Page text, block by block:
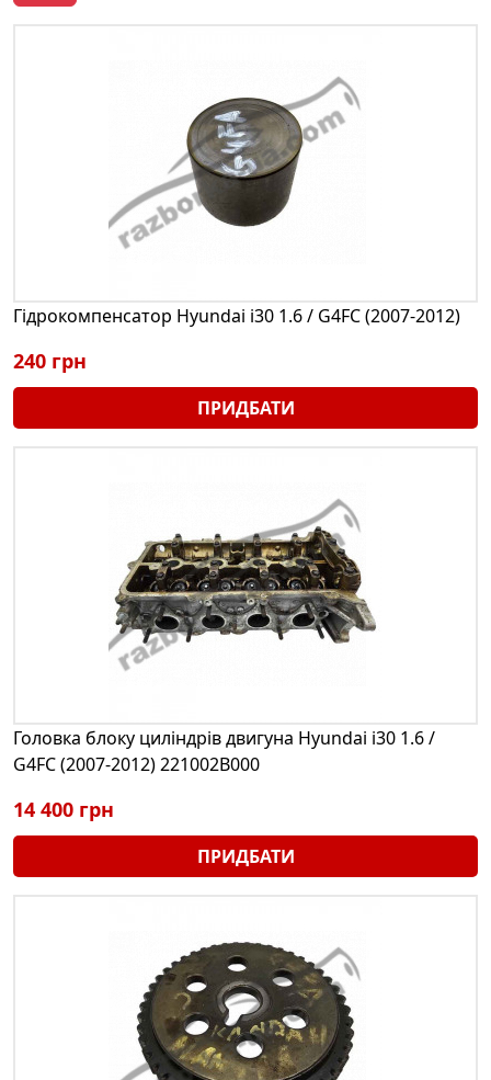
Гідрокомпенсатор Hyundai i30 1.6 / G4FC (2007-2012)
240 грн
ПРИДБАТИ
Головка блоку циліндрів двигуна Hyundai i30 1.6 /
G4FC (2007-2012) 221002B000
14 400 грн
ПРИДБАТИ